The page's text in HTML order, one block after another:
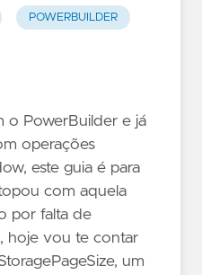
POWERBUILDER
o PowerBuilder e já
operações
este guia é para
com aquela
por falta de
hoje vou te contar
um